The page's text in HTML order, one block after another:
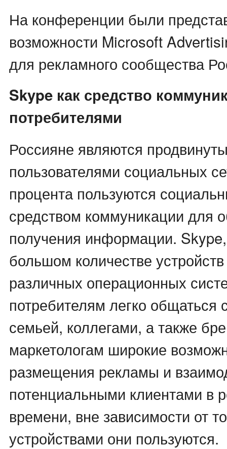
На конференции были
возможности Microsoft
для рекламного сообщества
Skype как средство
потребителями
Россияне являются
пользователями социальных
процента пользуются
средством коммуникации для
получения информации.
большом количестве
различных операционных
потребителям легко общаться
семьей, коллегами, а также
маркетологам широкие
размещения рекламы и
потенциальными клиентами в
времени, вне зависимости от
устройствами они пользуются.